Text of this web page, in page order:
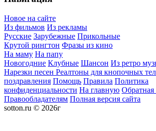
Новое на сайте
Из фильмов Из рекламы
Русские Зарубежные Прикольные
Крутой рингтон Фразы из кино
На маму На папу
Новогодние Клубные Шансон Из ретро
Нарезки песен Реалтоны для кнопочных
поздравления Помощь Правила Политика
конфиденциальности На главную Обратная
Правообладателям Полная версия сайта
sotton.ru © 2026г